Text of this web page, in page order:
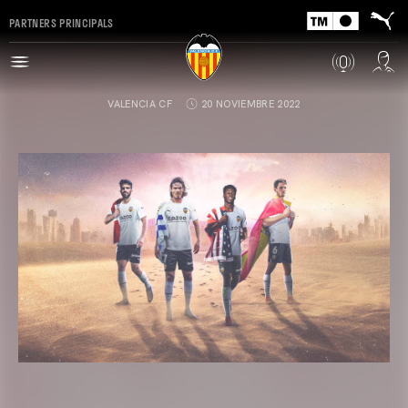
PARTNERS PRINCIPALS
VALENCIA CF 20 NOVIEMBRE 2022